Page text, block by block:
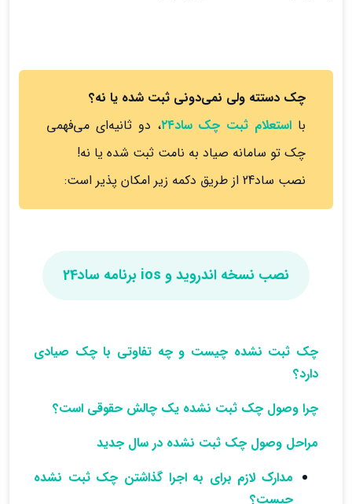
چک دستته ولی نمی‌دونی ثبت شده یا نه؟
با استعلام ثبت چک ساد۲۴
، دو ثانیه‌ای می‌فهمی
چک تو سامانه صیاد به نامت ثبت شده یا نه!
نصب ساد24 از طریق دکمه زیر امکان پذیر است:
نصب نسخه اندروید و ios برنامه ساد24
چک ثبت نشده چیست و چه تفاوتی با چک صیادی
دارد؟
چرا وصول چک ثبت نشده یک چالش حقوقی است؟
مراحل وصول چک ثبت نشده در سال جدید
مدارک لازم برای به اجرا گذاشتن چک ثبت نشده
چیست؟